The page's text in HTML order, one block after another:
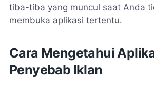
tiba-tiba yang muncul saat Anda
membuka aplikasi tertentu.
Cara Mengetahui
Penyebab Iklan